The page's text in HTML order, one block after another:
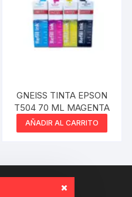
GNEISS TINTA EPSON
T504 70 ML MAGENTA
AÑADIR AL CARRITO